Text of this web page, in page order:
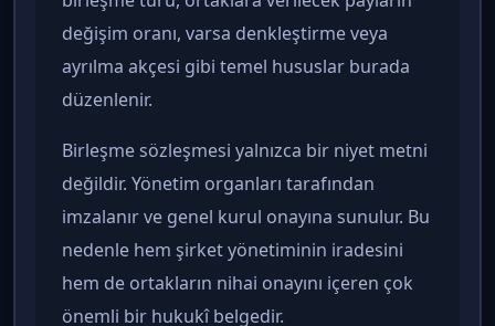
değişim oranı, varsa denkleştirme veya
ayrılma akçesi gibi temel hususlar burada
düzenlenir.
Birleşme sözleşmesi yalnızca bir niyet metni
değildir. Yönetim organları tarafından
imzalanır ve genel kurul onayına sunulur. Bu
nedenle hem şirket yönetiminin iradesini
hem de ortakların nihai onayını içeren çok
önemli bir hukukî belgedir.